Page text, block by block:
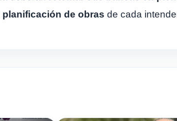
planificación de obras de cada